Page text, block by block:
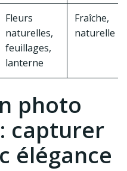
Fleurs
naturelles,
feuillages,
lanterne
Fraîche,
naturelle
photo
capturer
élégance